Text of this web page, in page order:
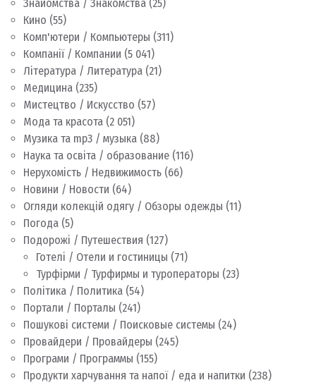
Знайомства / Знакомства (25)
Кино (55)
Комп'ютери / Компьютеры (311)
Компанії / Компании (5 041)
Література / Литература (21)
Медицина (235)
Мистецтво / Искусство (57)
Мода та красота (2 051)
Музика та mp3 / музыка (88)
Наука та освіта / образование (116)
Нерухомість / Недвижимость (66)
Новини / Новости (64)
Огляди колекцій одягу / Обзоры одежды (11)
Погода (5)
Подорожі / Путешествия (127)
Готелі / Отели и гостиницы (71)
Турфірми / Турфирмы и туроператоры (23)
Політика / Политика (54)
Портали / Порталы (241)
Пошукові системи / Поисковые системы (24)
Провайдери / Провайдеры (245)
Програми / Программы (155)
Продукти харчування та напої / еда и напитки (238)